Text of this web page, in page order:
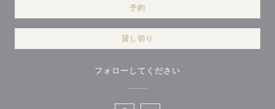
予約
貸し切り
フォローしてください